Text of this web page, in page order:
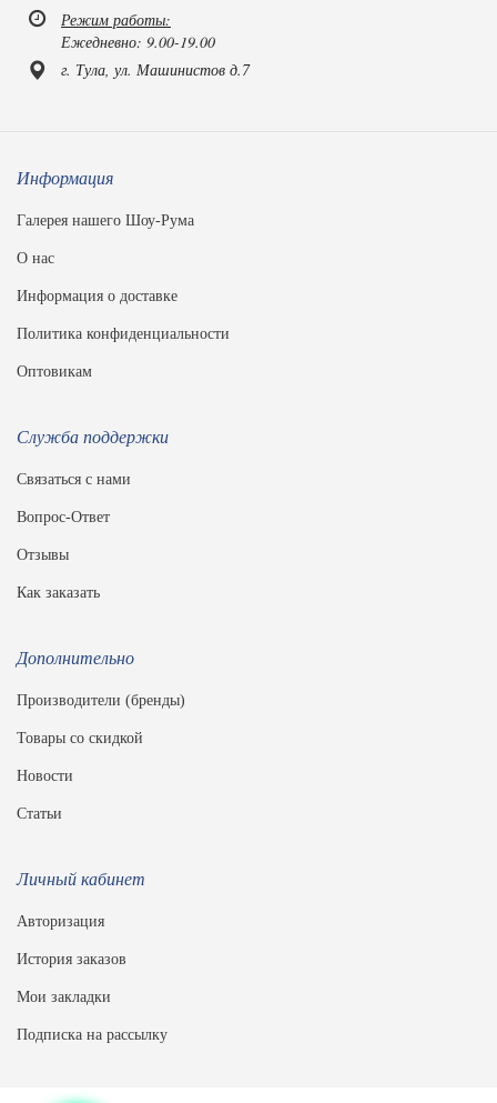
Режим работы:
Ежедневно: 9.00-19.00
г. Тула, ул. Машинистов д.7
Информация
Галерея нашего Шоу-Рума
О нас
Информация о доставке
Политика конфиденциальности
Оптовикам
Служба поддержки
Связаться с нами
Вопрос-Ответ
Отзывы
Как заказать
Дополнительно
Производители (бренды)
Товары со скидкой
Новости
Статьи
Личный кабинет
Авторизация
История заказов
Мои закладки
Подписка на рассылку